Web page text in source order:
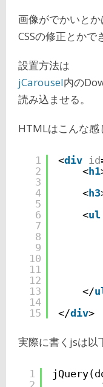
画像がでかいとか
CSSの修正とかで
設置方法は
jCarousel内の
読み込ませる。
HTMLはこんな感
1
2
3
4
5
6
7
8
9
10
11
12
13
14
15
<div id
<h1
<h3
<ul
</
</div>
実際に書くjsは以
1
2